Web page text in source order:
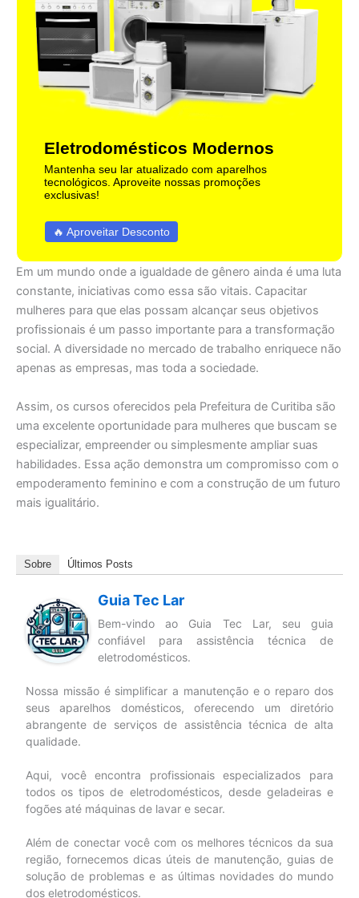
Eletrodomésticos Modernos
Mantenha seu lar atualizado com aparelhos
tecnológicos. Aproveite nossas promoções
exclusivas!
🔥 Aproveitar Desconto
Em um mundo onde a igualdade de gênero ainda é uma luta
constante, iniciativas como essa são vitais. Capacitar
mulheres para que elas possam alcançar seus objetivos
profissionais é um passo importante para a transformação
social. A diversidade no mercado de trabalho enriquece não
apenas as empresas, mas toda a sociedade.
Assim, os cursos oferecidos pela Prefeitura de Curitiba são
uma excelente oportunidade para mulheres que buscam se
especializar, empreender ou simplesmente ampliar suas
habilidades. Essa ação demonstra um compromisso com o
empoderamento feminino e com a construção de um futuro
mais igualitário.
Sobre Últimos Posts
Guia Tec Lar
Bem-vindo ao Guia Tec Lar, seu guia
confiável para assistência técnica de
eletrodomésticos.
Nossa missão é simplificar a manutenção e o reparo dos
seus aparelhos domésticos, oferecendo um diretório
abrangente de serviços de assistência técnica de alta
qualidade.
Aqui, você encontra profissionais especializados para
todos os tipos de eletrodomésticos, desde geladeiras e
fogões até máquinas de lavar e secar.
Além de conectar você com os melhores técnicos da sua
região, fornecemos dicas úteis de manutenção, guias de
solução de problemas e as últimas novidades do mundo
dos eletrodomésticos.